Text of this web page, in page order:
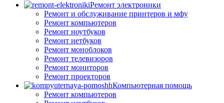
Ремонт электроники
Ремонт и обслуживание принтеров и мфу
Ремонт компьютеров
Ремонт ноутбуков
Ремонт нетбуков
Ремонт моноблоков
Ремонт телевизоров
Ремонт мониторов
Ремонт проекторов
Компьютерная помощь
Ремонт компьютеров